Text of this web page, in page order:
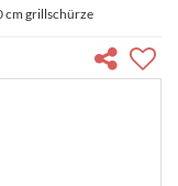
cm grillschürze